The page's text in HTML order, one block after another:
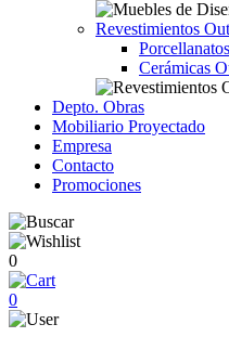
Revestimientos
Cerámicas
Depto. Obras
Mobiliario Proyectado
Empresa
Contacto
Promociones
0
0